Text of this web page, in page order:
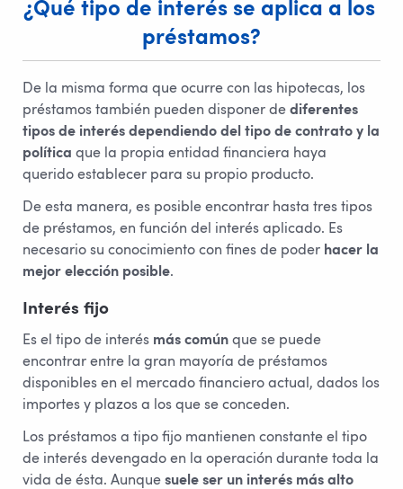
¿Qué tipo de interés se aplica a los
préstamos?
De la misma forma que ocurre con las hipotecas, los
préstamos también pueden disponer de diferentes
tipos de interés dependiendo del tipo de contrato y la
política que la propia entidad financiera haya
querido establecer para su propio producto.
De esta manera, es posible encontrar hasta tres tipos
de préstamos, en función del interés aplicado. Es
necesario su conocimiento con fines de poder hacer la
mejor elección posible.
Interés fijo
Es el tipo de interés más común que se puede
encontrar entre la gran mayoría de préstamos
disponibles en el mercado financiero actual, dados los
importes y plazos a los que se conceden.
Los préstamos a tipo fijo mantienen constante el tipo
de interés devengado en la operación durante toda la
vida de ésta. Aunque suele ser un interés más alto